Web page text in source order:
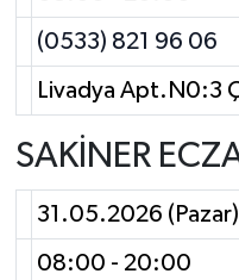
(0533) 821 96 06
Livadya Apt.N0:3
SAKİNER
31.05.2026 (Pazar)
08:00 - 20:00